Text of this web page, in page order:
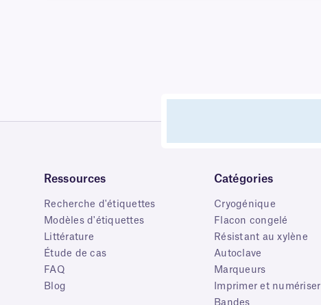
Ressources
Recherche d'étiquettes
Modèles d'étiquettes
Littérature
Étude de cas
FAQ
Blog
Catégories
Cryogénique
Flacon congelé
Résistant au xylène
Autoclave
Marqueurs
Imprimer et numériser
Bandes